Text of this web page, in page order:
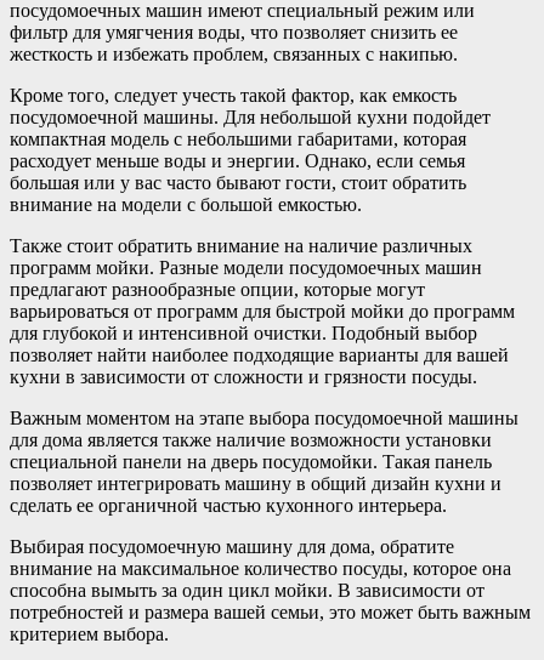
посудомоечных машин имеют специальный режим или
фильтр для умягчения воды, что позволяет снизить ее
жесткость и избежать проблем, связанных с накипью.
Кроме того, следует учесть такой фактор, как емкость
посудомоечной машины. Для небольшой кухни подойдет
компактная модель с небольшими габаритами, которая
расходует меньше воды и энергии. Однако, если семья
большая или у вас часто бывают гости, стоит обратить
внимание на модели с большой емкостью.
Также стоит обратить внимание на наличие различных
программ мойки. Разные модели посудомоечных машин
предлагают разнообразные опции, которые могут
варьироваться от программ для быстрой мойки до программ
для глубокой и интенсивной очистки. Подобный выбор
позволяет найти наиболее подходящие варианты для вашей
кухни в зависимости от сложности и грязности посуды.
Важным моментом на этапе выбора посудомоечной машины
для дома является также наличие возможности установки
специальной панели на дверь посудомойки. Такая панель
позволяет интегрировать машину в общий дизайн кухни и
сделать ее органичной частью кухонного интерьера.
Выбирая посудомоечную машину для дома, обратите
внимание на максимальное количество посуды, которое она
способна вымыть за один цикл мойки. В зависимости от
потребностей и размера вашей семьи, это может быть важным
критерием выбора.